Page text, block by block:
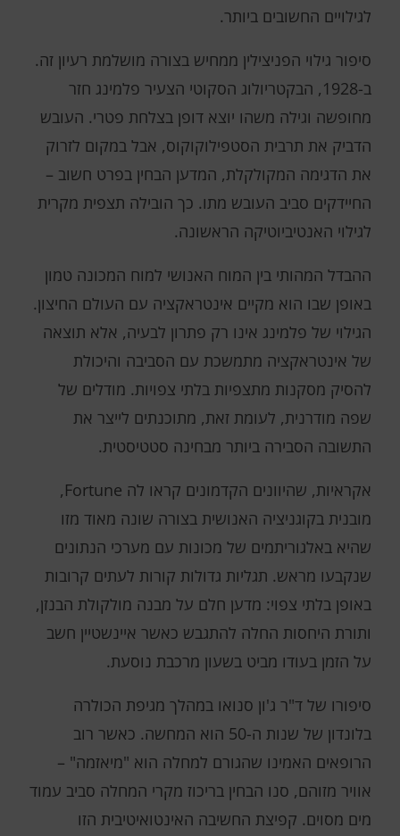
לגילויים החשובים ביותר.
סיפור גילוי הפניצילין ממחיש בצורה מושלמת רעיון זה.
ב-1928, הבקטריולוג הסקוטי הצעיר פלמינג חזר
מחופשה וגילה משהו יוצא דופן בצלחת פטרי. העובש
הדביק את תרבית הסטפילוקוקוס, אבל במקום לזרוק
את הדגימה המקולקלת, המדען הבחין בפרט חשוב –
החיידקים סביב העובש מתו. כך הובילה תצפית מקרית
לגילוי האנטיביוטיקה הראשונה.
ההבדל המהותי בין המוח האנושי למוח המכונה טמון
באופן שבו הוא מקיים אינטראקציה עם העולם החיצון.
הגילוי של פלמינג אינו רק פתרון לבעיה, אלא תוצאה
של אינטראקציה מתמשכת עם הסביבה והיכולת
להסיק מסקנות מתצפיות בלתי צפויות. מודלים של
שפה מודרנית, לעומת זאת, מתוכנתים לייצר את
התשובה הסבירה ביותר מבחינה סטטיסטית.
אקראיות, שהיוונים הקדמונים קראו לה Fortune,
מובנית בקוגניציה האנושית בצורה שונה מאוד מזו
שהיא באלגוריתמים של מכונות עם מערכי הנתונים
שנקבעו מראש. תגליות גדולות קורות לעתים קרובות
באופן בלתי צפוי: מדען חלם על מבנה מולקולת הבנזן,
ותורת היחסות החלה להתגבש כאשר איינשטיין חשב
על הזמן בעודו מביט בשעון מרכבת נוסעת.
סיפורו של ד"ר ג'ון סנואו במהלך מגיפת הכולרה
בלונדון של שנות ה-50 הוא המחשה. כאשר רוב
הרופאים האמינו שהגורם למחלה הוא "מיאזמה" –
אוויר מזוהם, סנו הבחין בריכוז מקרי המחלה סביב עמוד
מים מסוים. קפיצת החשיבה האינטואיטיבית הזו